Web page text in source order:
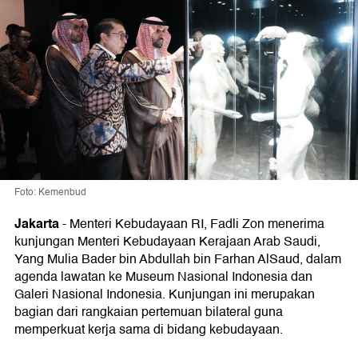
Foto: Kemenbud
Jakarta-Menteri Kebudayaan RI, Fadli Zon menerima
kunjungan Menteri Kebudayaan Kerajaan Arab Saudi,
Yang Mulia Bader bin Abdullah bin Farhan AlSaud, dalam
agenda lawatan ke Museum Nasional Indonesia dan
Galeri Nasional Indonesia. Kunjungan ini merupakan
bagian dari rangkaian pertemuan bilateral guna
memperkuat kerja sama di bidang kebudayaan.